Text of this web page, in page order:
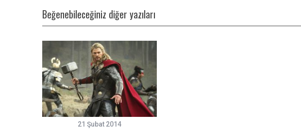
Beğenebileceğiniz diğer yazıları
21 Şubat 2014
S
e
a
c